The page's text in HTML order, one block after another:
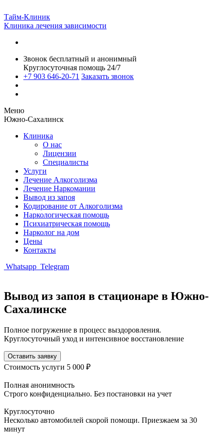
Тайм-Клиник
Клиника лечения зависимости
Звонок бесплатный и анонимный
Круглосуточная помощь 24/7
+7 903 646-20-71 Заказать звонок
Меню
Южно-Сахалинск
Клиника
О нас
Лицензии
Специалисты
Услуги
Лечение Алкоголизма
Лечение Наркомании
Вывод из запоя
Кодирование от Алкоголизма
Наркологическая помощь
Психиатрическая помощь
Нарколог на дом
Цены
Контакты
Whatsapp Telegram
Вывод из запоя в стационаре в Южно-
Сахалинске
Полное погружение в процесс выздоровления.
Круглосуточный уход и интенсивное восстановление
Оставить заявку
Стоимость услуги 5 000 ₽
Полная анонимность
Строго конфиденциально. Без постановки на учет
Круглосуточно
Несколько автомобилей скорой помощи. Приезжаем за 30
минут